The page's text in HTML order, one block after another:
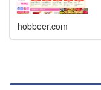
hobbeer.com